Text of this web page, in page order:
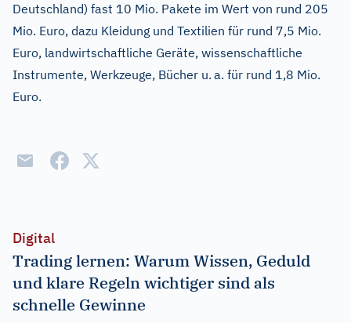
Deutschland) fast 10 Mio. Pakete im Wert von rund 205
Mio. Euro, dazu Kleidung und Textilien für rund 7,5 Mio.
Euro, landwirtschaftliche Geräte, wissenschaftliche
Instrumente, Werkzeuge, Bücher u. a. für rund 1,8 Mio.
Euro.
Digital
Trading lernen: Warum Wissen, Geduld
und klare Regeln wichtiger sind als
schnelle Gewinne